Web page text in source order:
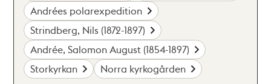
Andrées polarexpedition
Strindberg, Nils (1872-1897)
Andrée, Salomon August (1854-1897)
Storkyrkan
Norra kyrkogården